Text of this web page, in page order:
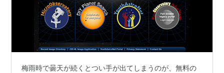
梅雨時で曇天が続くとつい手が出てしまうのが、無料の